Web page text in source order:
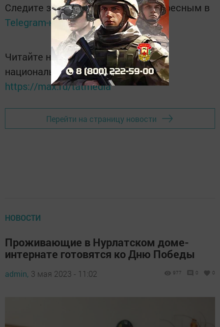
Следите за самым важным и интересным в
Telegram-каналеТатмедиа
Читайте новости Татарстана в
национальном мессенджере MАХ:
https://max.ru/tatmedia
Перейти на страницу новости
НОВОСТИ
Проживающие в Нурлатском доме-
интернате готовятся ко Дню Победы
admin, 3 мая 2023 - 11:02 977 0 0